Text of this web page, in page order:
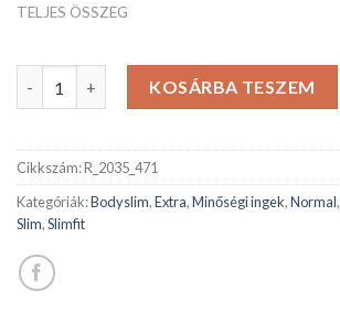
TELJES ÖSSZEG
Riverside férfiing mennyiségKOSÁRBA TESZEM
Cikkszám:R_2035_471
Kategóriák:Bodyslim,Extra,Minőségi ingek,Normal,
Slim,Slimfit